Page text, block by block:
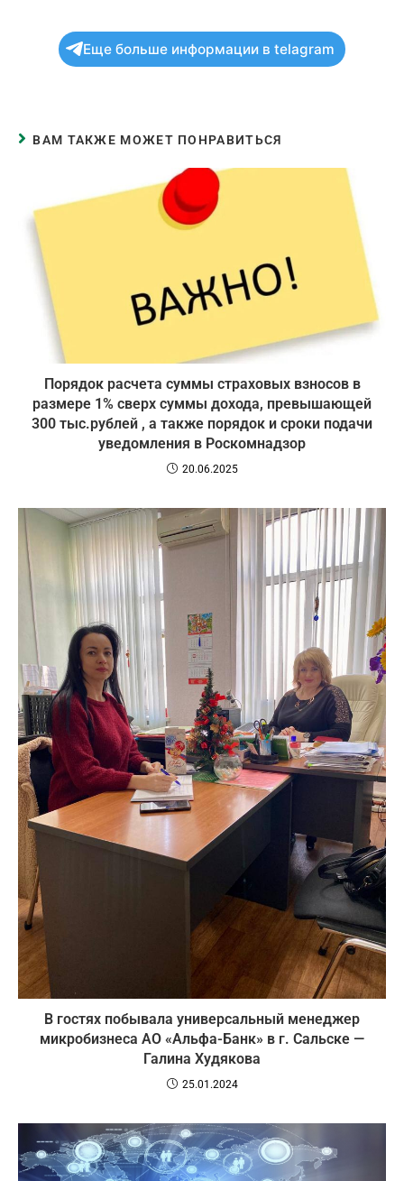
Еще больше информации в telagram
ВАМ ТАКЖЕ МОЖЕТ ПОНРАВИТЬСЯ
Порядок расчета суммы страховых взносов в
размере 1% сверх суммы дохода, превышающей
300 тыс.рублей , а также порядок и сроки подачи
уведомления в Роскомнадзор
20.06.2025
В гостях побывала универсальный менеджер
микробизнеса АО «Альфа-Банк» в г. Сальске —
Галина Худякова
25.01.2024